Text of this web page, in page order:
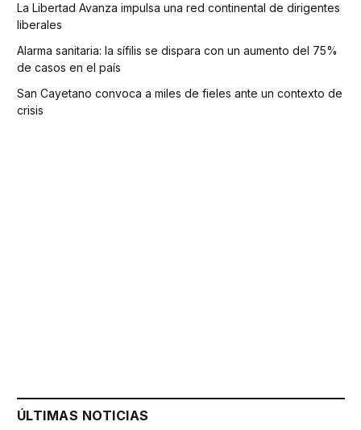
La Libertad Avanza impulsa una red continental de dirigentes
liberales
Alarma sanitaria: la sífilis se dispara con un aumento del 75%
de casos en el país
San Cayetano convoca a miles de fieles ante un contexto de
crisis
ÚLTIMAS NOTICIAS